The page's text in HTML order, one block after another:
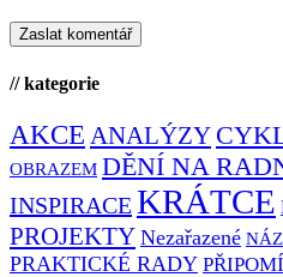
// kategorie
AKCE ANALÝZY
OBRAZEM DĚNÍ NA
INSPIRACEKRÁTCE
PROJEKTY Nezařazené
PRAKTICKÉ RADY